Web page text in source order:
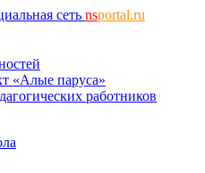
сеть nsportal.ru
«Алые паруса»
работников